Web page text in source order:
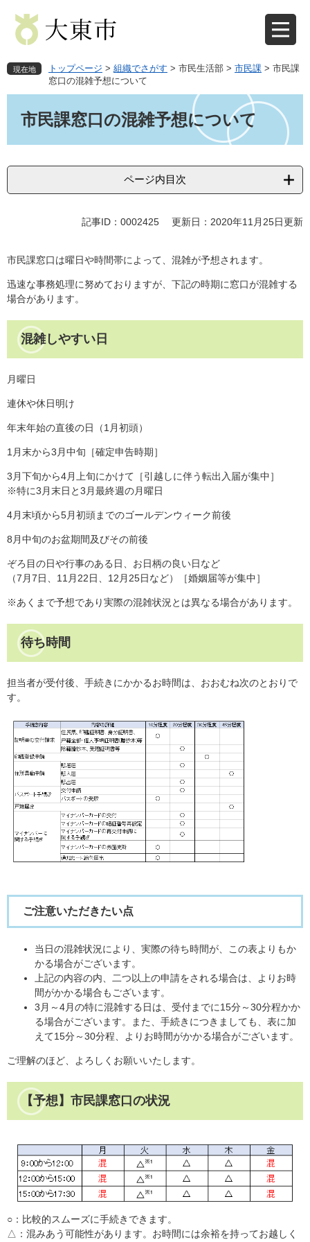
先
で
を
ば
へ
現在地 トップページ > 組織でさがす > 市民生活部 > 市民課 > 市民課
窓口の混雑予想について
市民課窓口の混雑予想について
ページ内目次
記事ID：0002425 更新日：2020年11月25日更新
市民課窓口は曜日や時間帯によって、混雑が予想されます。
迅速な事務処理に努めておりますが、下記の時期に窓口が混雑する
場合があります。
混雑しやすい日
月曜日
連休や休日明け
年末年始の直後の日（1月初頭）
1月末から3月中旬［確定申告時期］
3月下旬から4月上旬にかけて［引越しに伴う転出入届が集中］
※特に3月末日と3月最終週の月曜日
4月末頃から5月初頭までのゴールデンウィーク前後
8月中旬のお盆期間及びその前後
ぞろ目の日や行事のある日、お日柄の良い日など
（7月7日、11月22日、12月25日など）［婚姻届等が集中］
※あくまで予想であり実際の混雑状況とは異なる場合があります。
待ち時間
担当者が受付後、手続きにかかるお時間は、おおむね次のとおりで
す。
ご注意いただきたい点
当日の混雑状況により、実際の待ち時間が、この表よりもか
かる場合がございます。
上記の内容の内、二つ以上の申請をされる場合は、よりお時
間がかかる場合もございます。
3月～4月の特に混雑する日は、受付までに15分～30分程かか
る場合がございます。また、手続きにつきましても、表に加
えて15分～30分程、よりお時間がかかる場合がございます。
ご理解のほど、よろしくお願いいたします。
【予想】市民課窓口の状況
○：比較的スムーズに手続きできます。
△：混みあう可能性があります。お時間には余裕を持ってお越しく